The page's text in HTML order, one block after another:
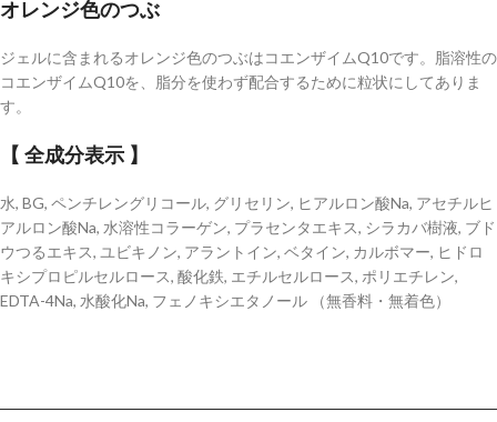
オレンジ色のつぶ
ジェルに含まれるオレンジ色のつぶはコエンザイムQ10です。脂溶性の
コエンザイムQ10を、脂分を使わず配合するために粒状にしてありま
す。
【 全成分表示 】
水, BG, ペンチレングリコール, グリセリン, ヒアルロン酸Na, アセチルヒ
アルロン酸Na, 水溶性コラーゲン, プラセンタエキス, シラカバ樹液, ブド
ウつるエキス, ユビキノン, アラントイン, ベタイン, カルボマー, ヒドロ
キシプロピルセルロース, 酸化鉄, エチルセルロース, ポリエチレン,
EDTA-4Na, 水酸化Na, フェノキシエタノール （無香料・無着色）